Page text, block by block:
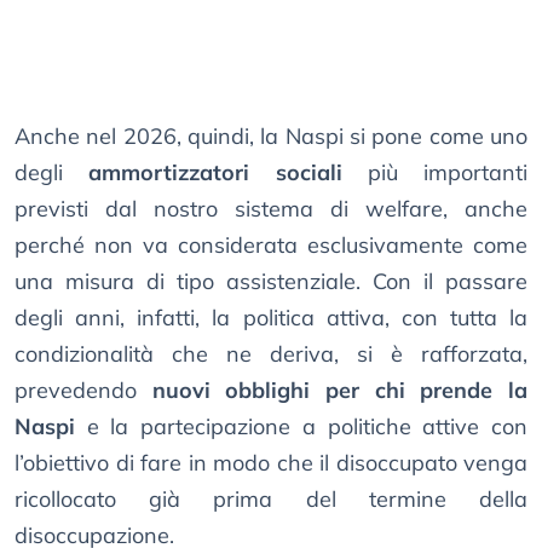
Anche nel 2026, quindi, la Naspi si pone come uno
degliammortizzatori sociali più importanti
previsti dal nostro sistema di welfare, anche
perché non va considerata esclusivamente come
una misura di tipo assistenziale. Con il passare
degli anni, infatti, la politica attiva, con tutta la
condizionalità che ne deriva, si è rafforzata,
prevedendo nuovi obblighi per chi prende la
Naspi e la partecipazione a politiche attive con
l’obiettivo di fare in modo che il disoccupato venga
ricollocato già prima del termine della
disoccupazione.